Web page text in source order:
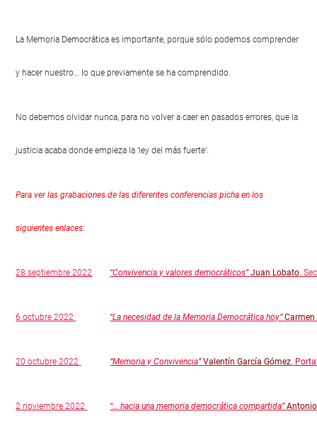
La Memoria Democrática es importante, porque sólo podemos comprender
y hacer nuestro… lo que previamente se ha comprendido.
No debemos olvidar nunca, para no volver a caer en pasados errores, que la
justicia acaba donde empieza la ‘ley del más fuerte’.
Para ver las grabaciones de las diferentes conferencias picha en los
siguientes enlaces:
28 septiembre 2022 “Convivencia y valores democráticos”Juan Lobato.
6 octubre 2022 “La necesidad de la Memoria Democrática hoy”Carmen
20 octubre 2022 “Memoria y Convivencia”Valentín García Gómez.
2 noviembre 2022 “… hacia una memoria democrática compartida”